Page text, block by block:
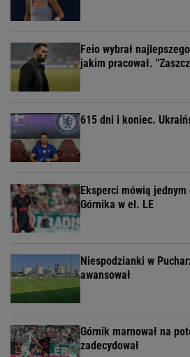
Feio wybrał
jakim pracował.
615 dni i koniec.
Eksperci mówią jednym
Górnika w el. LE
Niespodzianki w
awansował
Górnik marnował na
zadecydował